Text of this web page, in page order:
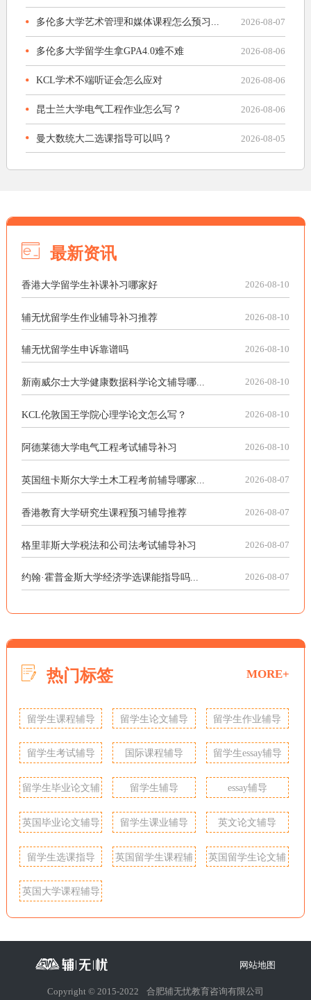
多伦多大学艺术管理和媒体课程怎么预习... 2026-08-07
多伦多大学留学生拿GPA4.0难不难 2026-08-06
KCL学术不端听证会怎么应对 2026-08-06
昆士兰大学电气工程作业怎么写？ 2026-08-06
曼大数统大二选课指导可以吗？ 2026-08-05
最新资讯
香港大学留学生补课补习哪家好 2026-08-10
辅无忧留学生作业辅导补习推荐 2026-08-10
辅无忧留学生申诉靠谱吗 2026-08-10
新南威尔士大学健康数据科学论文辅导哪... 2026-08-10
KCL伦敦国王学院心理学论文怎么写？ 2026-08-10
阿德莱德大学电气工程考试辅导补习 2026-08-10
英国纽卡斯尔大学土木工程考前辅导哪家... 2026-08-07
香港教育大学研究生课程预习辅导推荐 2026-08-07
格里菲斯大学税法和公司法考试辅导补习 2026-08-07
约翰·霍普金斯大学经济学选课能指导吗... 2026-08-07
热门标签 MORE+
留学生课程辅导 留学生论文辅导 留学生作业辅导
留学生考试辅导 国际课程辅导 留学生essay辅导
留学生毕业论文辅
留学生辅导 essay辅导
英国毕业论文辅导 留学生课业辅导 英文论文辅导
留学生选课指导
英国留学生课程辅
英国留学生论文辅
英国大学课程辅导
网站地图
Copyright © 2015-2022 合肥辅无忧教育咨询有限公司